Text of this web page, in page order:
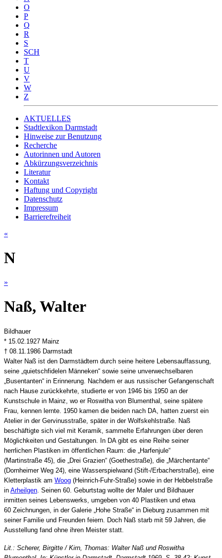
O
P
Q
R
S
SCH
T
U
V
W
Z
AKTUELLES
Stadtlexikon Darmstadt
Hinweise zur Benutzung
Recherche
Autorinnen und Autoren
Abkürzungsverzeichnis
Literatur
Kontakt
Haftung und Copyright
Datenschutz
Impressum
Barrierefreiheit
«
N
»
Naß, Walter
Bildhauer
* 15.02.1927 Mainz
† 08.11.1986 Darmstadt
Walter Naß ist den Darmstädtern durch seine heitere Lebensauffassung,
seine „quietschfidelen Männeken“ sowie seine unverwechselbaren
„Busentanten“ in Erinnerung. Nachdem er aus russischer Gefangenschaft
nach Hause zurückkehrte, studierte er von 1946 bis 1950 an der
Kunstschule in Mainz, wo er Roswitha von Blumenthal, seine spätere
Frau, kennen lernte. 1950 kamen die beiden nach DA, hatten zuerst ein
Atelier in der Gervinusstraße, später in der Wolfskehlstraße. Naß
beschäftigte sich viel mit Keramik, sammelte Erfahrungen über deren
Möglichkeiten und Gestaltungen. In DA gibt es eine Reihe seiner
herrlichen Plastiken im öffentlichen Raum: die „Harfenjule“
(Martinstraße 45), die „Drei Grazien“ (Goethestraße), die „Märchentante“
(Dornheimer Weg 24), eine Wasserspielwand (Stift-/Erbacherstraße), eine
Kletterplastik am Woog (Heinrich-Fuhr-Straße) sowie in der Hebbelstraße
in Arheilgen . Seinen 60. Geburtstag wollte der Maler und Bildhauer
inmitten seines Lebenswerks, umgeben von 40 Plastiken und etwa
60 Zeichnungen, in der Galerie „Hohe Straße“ in Dieburg zusammen mit
seiner Familie und Freunden feiern. Doch Naß starb mit 59 Jahren, die
Ausstellung fand ohne ihren Meister statt.
Lit.: Scherer, Birgitte / Kirn, Thomas: Walter Naß und Roswitha